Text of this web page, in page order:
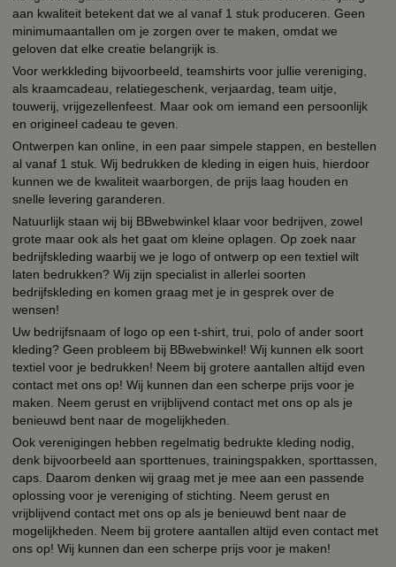
aan kwaliteit betekent dat we al vanaf 1 stuk produceren. Geen
minimumaantallen om je zorgen over te maken, omdat we
geloven dat elke creatie belangrijk is.
Voor werkkleding bijvoorbeeld, teamshirts voor jullie vereniging,
als kraamcadeau, relatiegeschenk, verjaardag, team uitje,
touwerij, vrijgezellenfeest. Maar ook om iemand een persoonlijk
en origineel cadeau te geven.
Ontwerpen kan online, in een paar simpele stappen, en bestellen
al vanaf 1 stuk. Wij bedrukken de kleding in eigen huis, hierdoor
kunnen we de kwaliteit waarborgen, de prijs laag houden en
snelle levering garanderen.
Natuurlijk staan wij bij BBwebwinkel klaar voor bedrijven, zowel
grote maar ook als het gaat om kleine oplagen. Op zoek naar
bedrijfskleding waarbij we je logo of ontwerp op een textiel wilt
laten bedrukken? Wij zijn specialist in allerlei soorten
bedrijfskleding en komen graag met je in gesprek over de
wensen!
Uw bedrijfsnaam of logo op een t-shirt, trui, polo of ander soort
kleding? Geen probleem bij BBwebwinkel! Wij kunnen elk soort
textiel voor je bedrukken! Neem bij grotere aantallen altijd even
contact met ons op! Wij kunnen dan een scherpe prijs voor je
maken. Neem gerust en vrijblijvend contact met ons op als je
benieuwd bent naar de mogelijkheden.
Ook verenigingen hebben regelmatig bedrukte kleding nodig,
denk bijvoorbeeld aan sporttenues, trainingspakken, sporttassen,
caps. Daarom denken wij graag met je mee aan een passende
oplossing voor je vereniging of stichting. Neem gerust en
vrijblijvend contact met ons op als je benieuwd bent naar de
mogelijkheden. Neem bij grotere aantallen altijd even contact met
ons op! Wij kunnen dan een scherpe prijs voor je maken!